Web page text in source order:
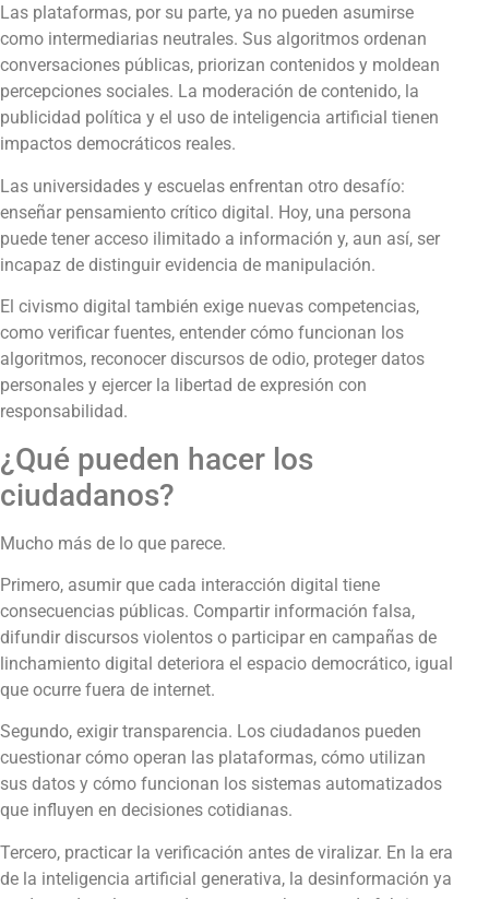
Las plataformas, por su parte, ya no pueden asumirse
como intermediarias neutrales. Sus algoritmos ordenan
conversaciones públicas, priorizan contenidos y moldean
percepciones sociales. La moderación de contenido, la
publicidad política y el uso de inteligencia artificial tienen
impactos democráticos reales.
Las universidades y escuelas enfrentan otro desafío:
enseñar pensamiento crítico digital. Hoy, una persona
puede tener acceso ilimitado a información y, aun así, ser
incapaz de distinguir evidencia de manipulación.
El civismo digital también exige nuevas competencias,
como verificar fuentes, entender cómo funcionan los
algoritmos, reconocer discursos de odio, proteger datos
personales y ejercer la libertad de expresión con
responsabilidad.
¿Qué pueden hacer los
ciudadanos?
Mucho más de lo que parece.
Primero, asumir que cada interacción digital tiene
consecuencias públicas. Compartir información falsa,
difundir discursos violentos o participar en campañas de
linchamiento digital deteriora el espacio democrático, igual
que ocurre fuera de internet.
Segundo, exigir transparencia. Los ciudadanos pueden
cuestionar cómo operan las plataformas, cómo utilizan
sus datos y cómo funcionan los sistemas automatizados
que influyen en decisiones cotidianas.
Tercero, practicar la verificación antes de viralizar. En la era
de la inteligencia artificial generativa, la desinformación ya